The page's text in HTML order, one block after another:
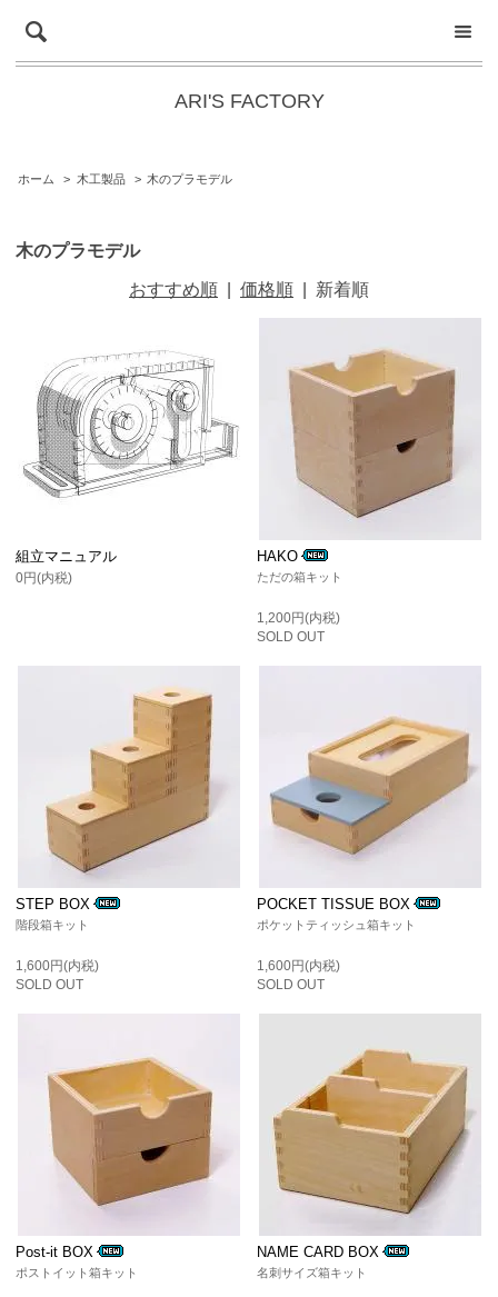
ARI'S FACTORY
ホーム > 木工製品 > 木のプラモデル
木のプラモデル
おすすめ順 価格順 新着順
組立マニュアル
0円(内税)
HAKO
ただの箱キット
1,200円(内税)
SOLD OUT
STEP BOX
階段箱キット
1,600円(内税)
SOLD OUT
POCKET TISSUE BOX
ポケットティッシュ箱キット
1,600円(内税)
SOLD OUT
Post-it BOX
ポストイット箱キット
NAME CARD BOX
名刺サイズ箱キット